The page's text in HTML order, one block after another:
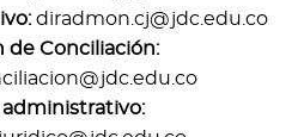
diradmon.cj@jdc.edu.co
de Conciliación:
administrativo: